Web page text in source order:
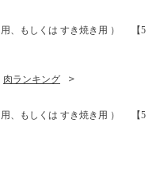
、もしくは すき焼き用 ） 【5
肉ランキング
、もしくは すき焼き用 ） 【5